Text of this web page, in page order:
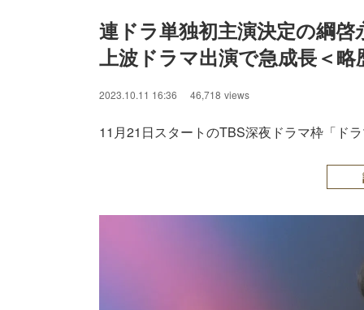
連ドラ単独初主演決定の綱
上波ドラマ出演で急成長＜略
2023.10.11 16:36 46,718 views
11月21日スタートのTBS深夜ドラマ枠「ド